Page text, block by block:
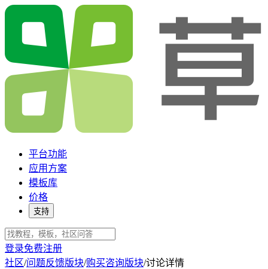
平台功能
应用方案
模板库
价格
支持
登录免费注册
社区/问题反馈版块/购买咨询版块/讨论详情